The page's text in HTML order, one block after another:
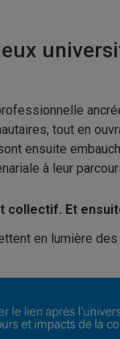
tout en
ensuite
à leur
Et
en lumière